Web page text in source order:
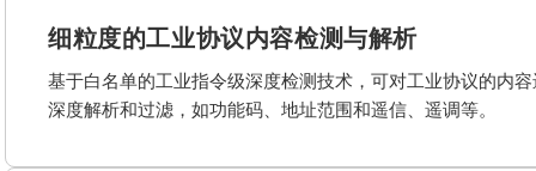
细粒度的工业协议内容检测与解析
基于白名单的工业指令级深度检测技术，可对工业协议的内容
深度解析和过滤，如功能码、地址范围和遥信、遥调等。